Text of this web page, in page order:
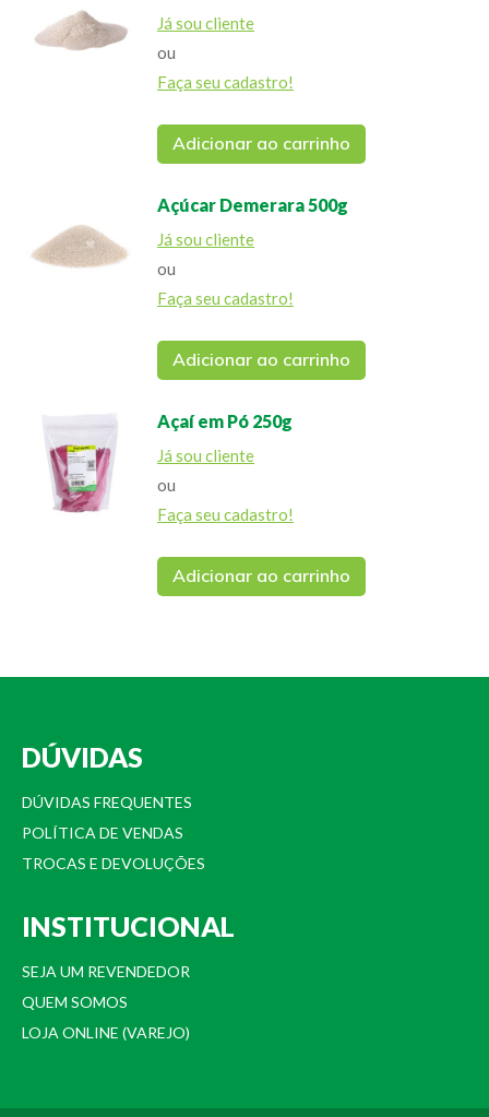
Já sou cliente
ou
Faça seu cadastro!
Adicionar ao carrinho
Açúcar Demerara 500g
Já sou cliente
ou
Faça seu cadastro!
Adicionar ao carrinho
Açaí em Pó 250g
Já sou cliente
ou
Faça seu cadastro!
Adicionar ao carrinho
DÚVIDAS
DÚVIDAS FREQUENTES
POLÍTICA DE VENDAS
TROCAS E DEVOLUÇÕES
INSTITUCIONAL
SEJA UM REVENDEDOR
QUEM SOMOS
LOJA ONLINE (VAREJO)